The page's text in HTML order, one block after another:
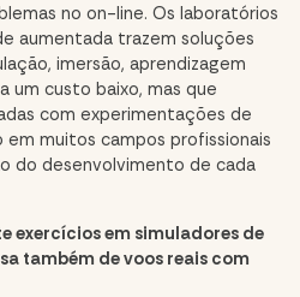
no on-line. Os laboratórios
aumentada trazem soluções
imersão, aprendizagem
um custo baixo, mas que
com experimentações de
muitos campos profissionais
do desenvolvimento de cada
exercícios em simuladores de
também de voos reais com